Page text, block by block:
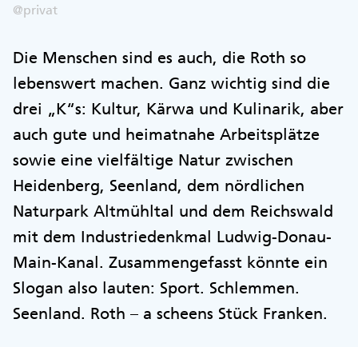
@privat
Die Menschen sind es auch, die Roth so
lebenswert machen. Ganz wichtig sind die
drei „K“s: Kultur, Kärwa und Kulinarik, aber
auch gute und heimatnahe Arbeitsplätze
sowie eine vielfältige Natur zwischen
Heidenberg, Seenland, dem nördlichen
Naturpark Altmühltal und dem Reichswald
mit dem Industriedenkmal Ludwig-Donau-
Main-Kanal. Zusammengefasst könnte ein
Slogan also lauten: Sport. Schlemmen.
Seenland. Roth – a scheens Stück Franken.